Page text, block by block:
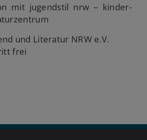
mit jugendstil nrw – kinder-
und Literatur NRW e.V.
frei